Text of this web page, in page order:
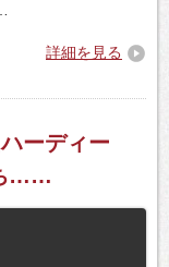
詳細を見る
ーディー
……